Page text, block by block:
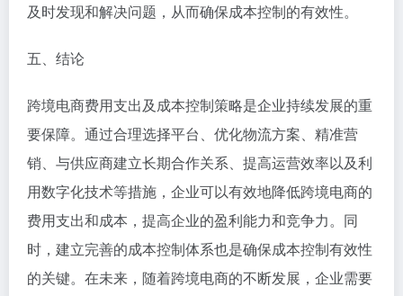
及时发现和解决问题，从而确保成本控制的有效性。
五、结论
跨境电商费用支出及成本控制策略是企业持续发展的重
要保障。通过合理选择平台、优化物流方案、精准营
销、与供应商建立长期合作关系、提高运营效率以及利
用数字化技术等措施，企业可以有效地降低跨境电商的
费用支出和成本，提高企业的盈利能力和竞争力。同
时，建立完善的成本控制体系也是确保成本控制有效性
的关键。在未来，随着跨境电商的不断发展，企业需要